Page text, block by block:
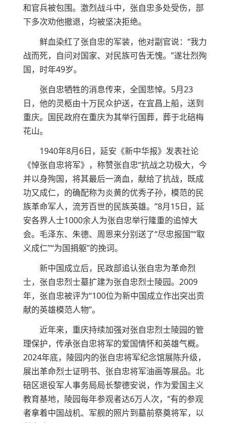
和官兵被包围。激烈战斗中，张自忠多处受伤，部
下多次劝他撤退，均被坚决拒绝。
鲜血染红了张自忠的军装，他对副官说：“我力
战而死，自问对国家、对民族可告无愧。”遂壮烈殉
国，时年49岁。
张自忠牺牲的消息传来，全国悲悼。5月23
日，他的灵柩由十万民众护送，在宜昌上船，送到
重庆。国民政府在重庆为其举行国葬，葬于北碚梅
花山。
1940年8月6日，延安《新中华报》发表社论
《悼张自忠将军》，称赞张自忠“抗战之功极大，今
并以身殉国，将其最后一滴血，献给了抗战，既成
功又成仁，的确配称为炎黄的优秀子孙，模范的民
族革命军人，流芳百世的民族英雄。”8月15日，延
安各界人士1000余人为张自忠举行隆重的追悼大
会。毛泽东、朱德、周恩来分别送了“尽忠报国”“取
义成仁”“为国捐躯”的挽词。
新中国成立后，民政部追认张自忠为革命烈
士，张自忠烈士墓扩建为张自忠烈士陵园。2009
年，张自忠被评为“100位为新中国成立作出突出贡
献的英雄模范人物”。
近年来，重庆持续加强对张自忠烈士陵园的管
理保护，传承张自忠将军的爱国情怀和英雄气概。
2024年底，陵园内的张自忠将军纪念馆展陈升级，
展出革命烈士证明书、张自忠将军油画等展品。北
碚区退役军人事务局局长黎德安说，作为爱国主义
教育基地，陵园每年参观者达6万人次，“有的参观
者拿着中国战机、军舰的照片到墓前祭奠将军，以